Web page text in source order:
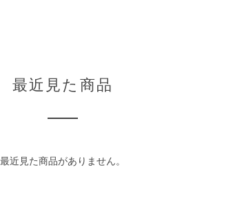
最近見た商品
最近見た商品がありません。